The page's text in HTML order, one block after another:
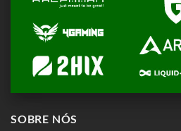
SOBRE NÓS